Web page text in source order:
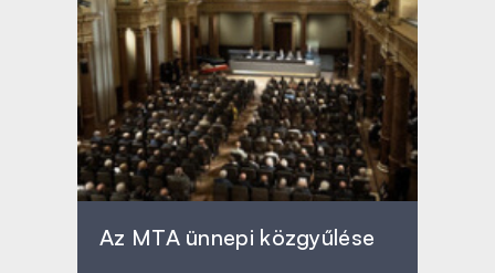
Az MTA ünnepi közgyűlése